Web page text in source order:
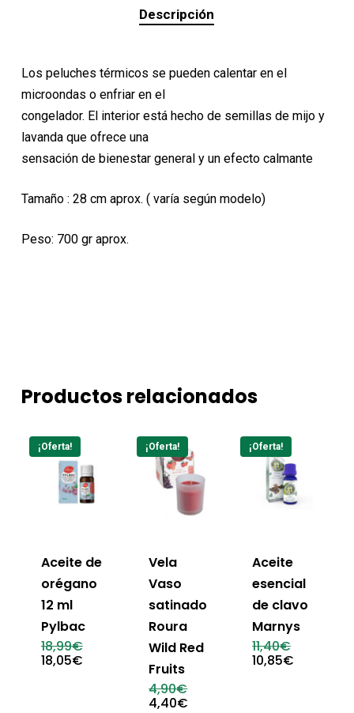
Descripción
Los peluches térmicos se pueden calentar en el
microondas o enfriar en el
congelador. El interior está hecho de semillas de mijo y
lavanda que ofrece una
sensación de bienestar general y un efecto calmante
Tamaño : 28 cm aprox. ( varía según modelo)
Peso: 700 gr aprox.
Productos relacionados
¡Oferta!
Aceite de
orégano
12 ml
Pylbac
18,99€El
precio
18,05€El
¡Oferta!
Vela
Vaso
satinado
Roura
Wild Red
Fruits
4,90€El
precio
4,40€
¡Oferta!
Aceite
esencial
de clavo
Marnys
11,40€El
precio
original
10,85€